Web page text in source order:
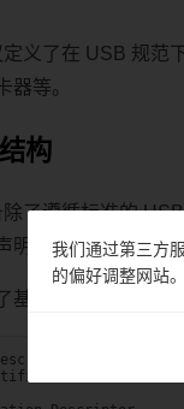
定义了在 USB 规范
器等。
构
除了遵循标准的
明其使用的通信协
基于 Bulk-Only
basic device
我们通过第三方
的偏好调整网站